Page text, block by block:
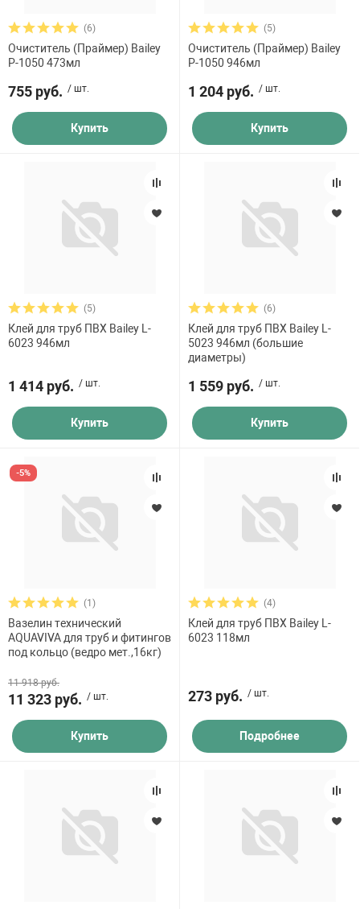
Запчасти,
аксессуары
Тепловые
и
Гейзеры
Запчасти и
для автоматизации
для дезинфекции
Запчасти,
аксессуары
Зонты и
Комплекты
Сматывающие
Пульты
мощности
Бренд
(6)
Очиститель (Праймер) Bailey
P-1050 473мл
755 руб. / шт.
Купить
(5)
Очиститель (Праймер) Bailey
P-1050 946мл
1 204 руб. / шт.
Купить
(5)
Клей для труб ПВХ Bailey L-
6023 946мл
1 414 руб. / шт.
Купить
(6)
Клей для труб ПВХ Bailey L-
5023 946мл (большие
диаметры)
1 559 руб. / шт.
Купить
-5%
(1)
Вазелин технический
AQUAVIVA для труб и фитингов
под кольцо (ведро мет.,16кг)
11 918 руб.
11 323 руб. / шт.
Купить
(4)
Клей для труб ПВХ Bailey L-
6023 118мл
273 руб. / шт.
Подробнее